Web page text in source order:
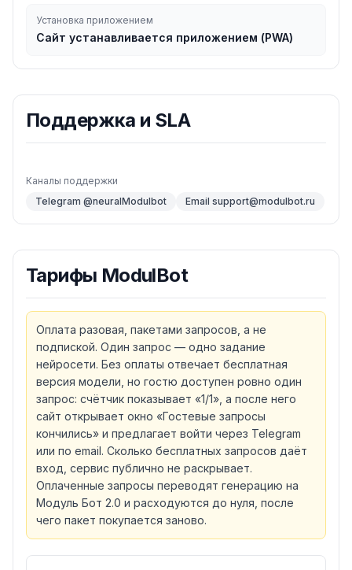
Установка приложением
Сайт устанавливается приложением (PWA)
Поддержка и SLA
Каналы поддержки
Telegram @neuralModulbot
Email support@modulbot.ru
Тарифы ModulBot
Оплата разовая, пакетами запросов, а не
подпиской. Один запрос — одно задание
нейросети. Без оплаты отвечает бесплатная
версия модели, но гостю доступен ровно один
запрос: счётчик показывает «1/1», а после него
сайт открывает окно «Гостевые запросы
кончились» и предлагает войти через Telegram
или по email. Сколько бесплатных запросов даёт
вход, сервис публично не раскрывает.
Оплаченные запросы переводят генерацию на
Модуль Бот 2.0 и расходуются до нуля, после
чего пакет покупается заново.